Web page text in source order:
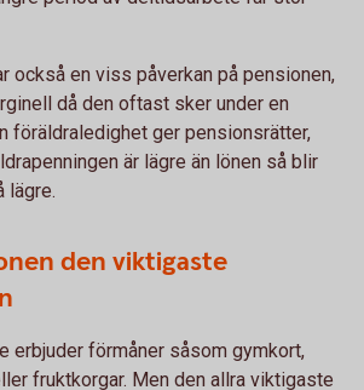
också en viss påverkan på pensionen,
då den oftast sker under en
föräldraledighet ger pensionsrätter,
är lägre än lönen så blir
lägre.
den viktigaste
erbjuder förmåner såsom gymkort,
fruktkorgar. Men den allra viktigaste